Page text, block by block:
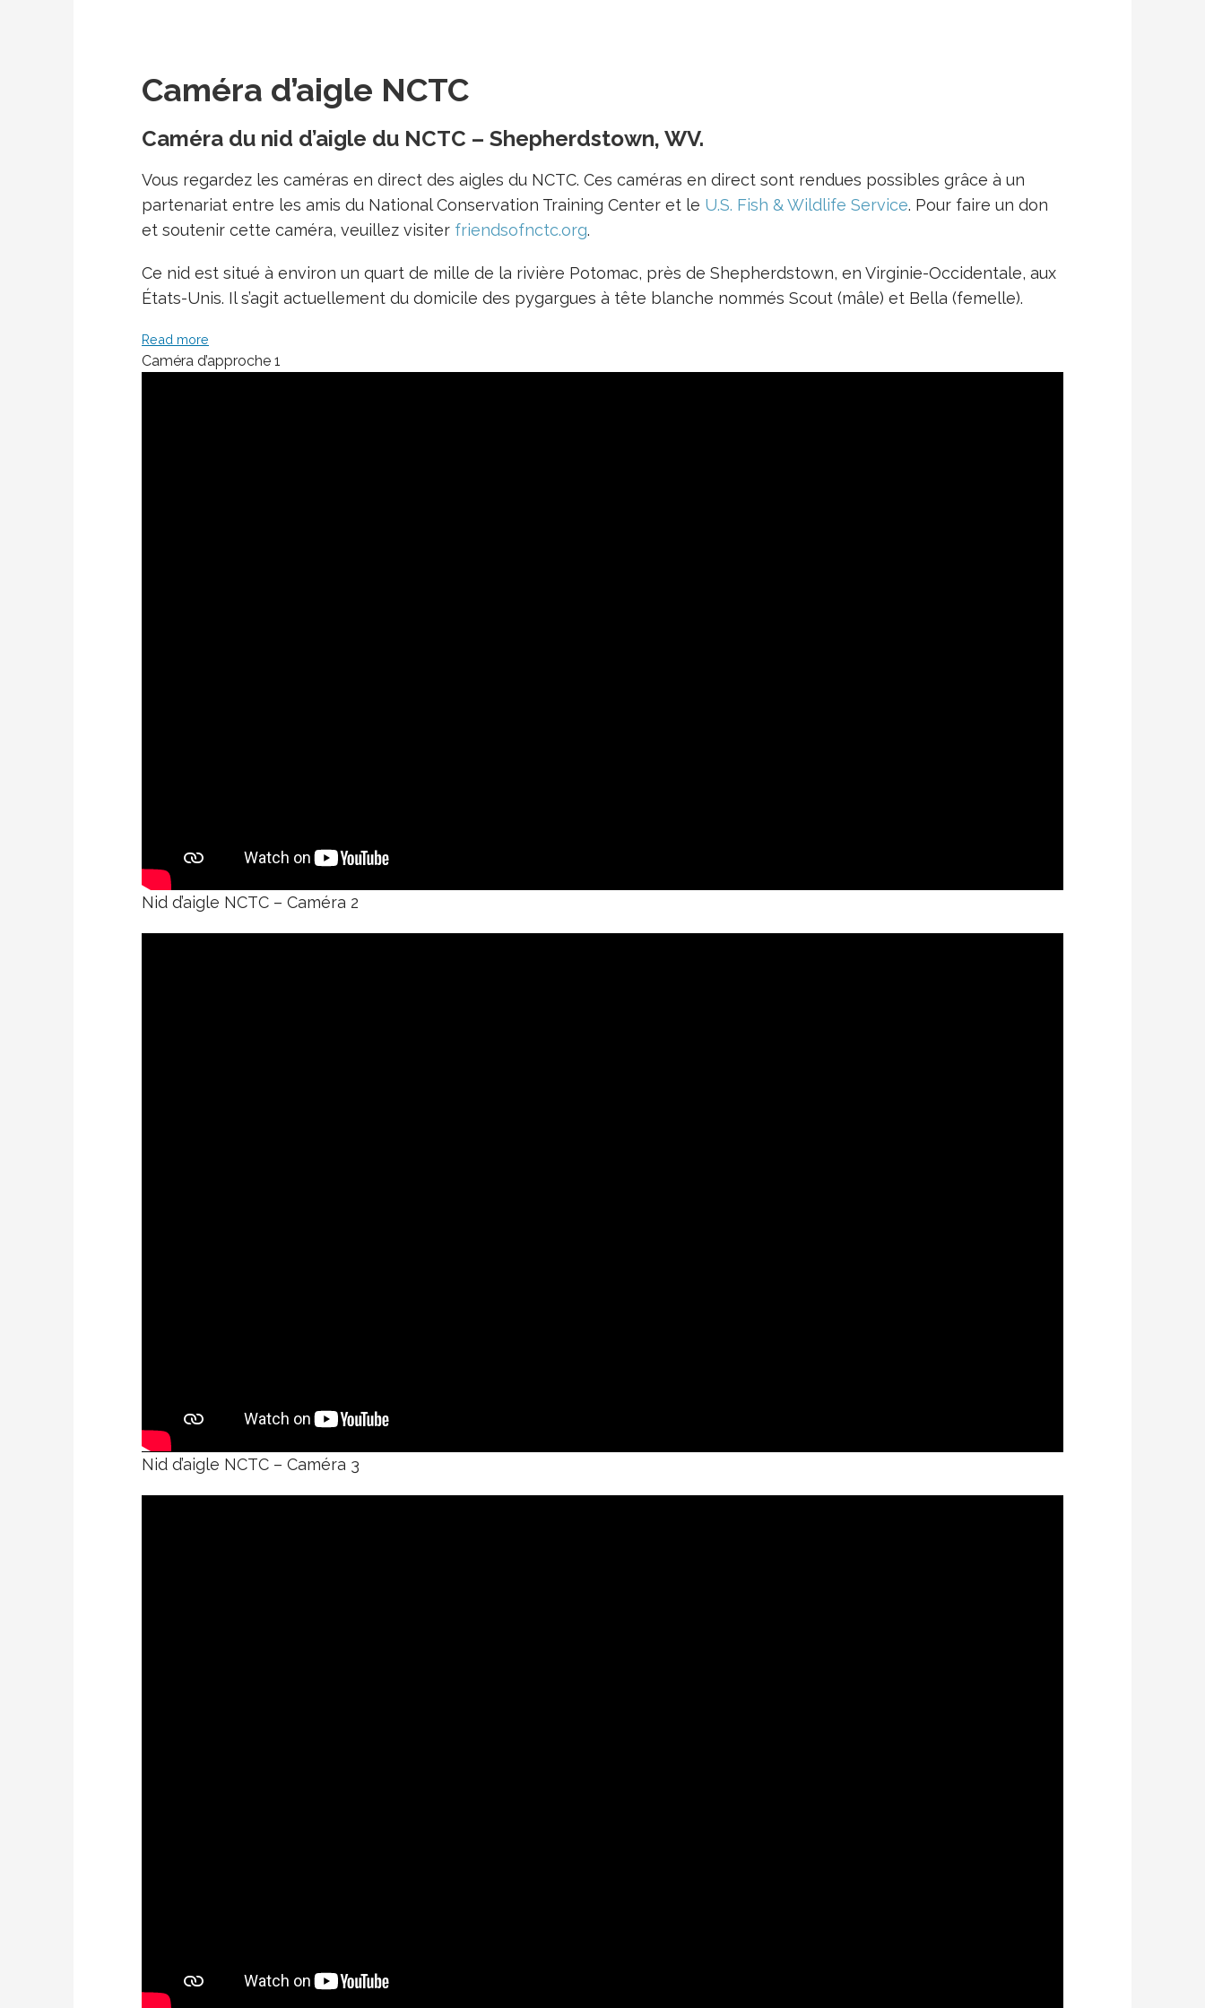
Caméra d’aigle NCTC
Caméra du nid d’aigle du NCTC – Shepherdstown, WV.
Vous regardez les caméras en direct des aigles du NCTC. Ces caméras en direct sont rendues possibles grâce à un
partenariat entre les amis du National Conservation Training Center et le U.S. Fish & Wildlife Service. Pour faire un don
et soutenir cette caméra, veuillez visiter friendsofnctc.org.
Ce nid est situé à environ un quart de mille de la rivière Potomac, près de Shepherdstown, en Virginie-Occidentale, aux
États-Unis. Il s’agit actuellement du domicile des pygargues à tête blanche nommés Scout (mâle) et Bella (femelle).
Read more
Caméra d’approche 1
Nid d’aigle NCTC – Caméra 2
Nid d’aigle NCTC – Caméra 3